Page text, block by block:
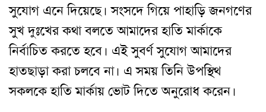
সুযোগ এনে দিয়েছে। সংসদে গিয়ে পাহাড়ি জনগণের
সুখ দুঃখের কথা বলতে আমাদের হাতি মার্কাকে
নির্বাচিত করতে হবে। এই সুবর্ণ সুযোগ আমাদের
হাতছাড়া করা চলবে না। এ সময় তিনি উপস্থিথ
সকলকে হাতি মার্কায় ভোট দিতে অনুরোধ করেন।